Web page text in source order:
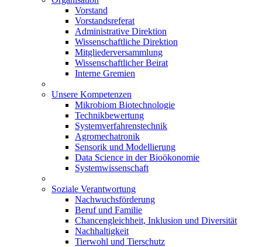
Vorstand
Vorstandsreferat
Administrative Direktion
Wissenschaftliche Direktion
Mitgliederversammlung
Wissenschaftlicher Beirat
Interne Gremien
Unsere Kompetenzen
Mikrobiom Biotechnologie
Technikbewertung
Systemverfahrenstechnik
Agromechatronik
Sensorik und Modellierung
Data Science in der Bioökonomie
Systemwissenschaft
Soziale Verantwortung
Nachwuchsförderung
Beruf und Familie
Chancengleichheit, Inklusion und Diversität
Nachhaltigkeit
Tierwohl und Tierschutz